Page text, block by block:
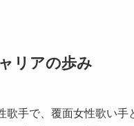
リアの歩み
手で、覆面女性歌い